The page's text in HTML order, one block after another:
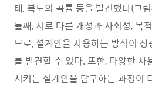
태, 복도의 곡률 등을 발견했다(그
둘째, 서로 다른 개성과 사회성, 목
므로, 설계안을 사용하는 방식이
를 발견할 수 있다. 또한, 다양한 사
시키는 설계안을 탐구하는 과정이